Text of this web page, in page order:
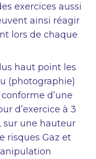
exercices aussi
ainsi réagir
lors de chaque
haut point les
(photographie)
d’une
d’exercice à 3
sur une hauteur
risques Gaz et